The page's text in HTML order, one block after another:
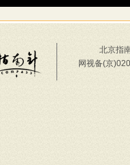
北京指
网视备(京